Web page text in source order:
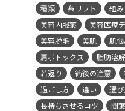
種類
糸リフト 組
美容内服薬
美容医療
美容脱毛
美肌 肌
肩ボトックス
脂肪溶
若返り
術後の注意
過ごし方
違い 選
長持ちさせるコツ
間